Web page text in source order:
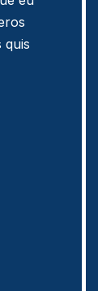
quis